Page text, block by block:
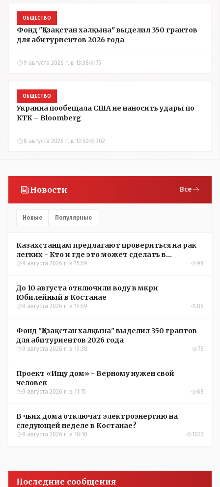
ОБЩЕСТВО
Фонд "Қазақстан халқына" выделил 350 грантов
для абитуриентов 2026 года
9 августа 2026 г. в 13:38 75
ОБЩЕСТВО
Украина пообещала США не наносить удары по
КТК – Bloomberg
8 августа 2026 г. в 13:50 302
Новости Все
Новые Популярные
Казахстанцам предлагают провериться на рак
легких - Кто и где это может сделать в
Костанайской области
9 августа 2026 г. в 15:59 98
До 10 августа отключили воду в мкрн
Юбилейный в Костанае
9 августа 2026 г. в 14:59 86
Фонд "Қазақстан халқына" выделил 350 грантов
для абитуриентов 2026 года
9 августа 2026 г. в 13:38 76
Проект «Ищу дом» - Верному нужен свой
человек
9 августа 2026 г. в 11:15 68
В чьих дома отключат электроэнергию на
следующей неделе в Костанае?
9 августа 2026 г. в 10:10 1023
Последние сообщения